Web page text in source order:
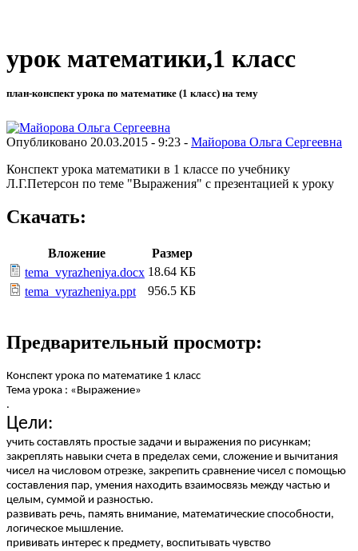
урок математики,1 класс
план-конспект урока по математике (1 класс) на тему
Опубликовано 20.03.2015 - 9:23 - Майорова Ольга Сергеевна
Конспект урока математики в 1 классе по учебнику
Л.Г.Петерсон по теме "Выражения" с презентацией к уроку
Скачать:
Вложение
Размер
tema_vyrazheniya.docx 18.64 КБ
tema_vyrazheniya.ppt
956.5 КБ
Предварительный просмотр:
Конспект урока по математике 1 класс
Тема урока : «Выражение»
.
Цели:
учить составлять простые задачи и выражения по рисункам;
закреплять навыки счета в пределах семи, сложение и вычитания
чисел на числовом отрезке, закрепить сравнение чисел с помощью
составления пар, умения находить взаимосвязь между частью и
целым, суммой и разностью.
развивать речь, память внимание, математические способности,
логическое мышление.
прививать интерес к предмету, воспитывать чувство